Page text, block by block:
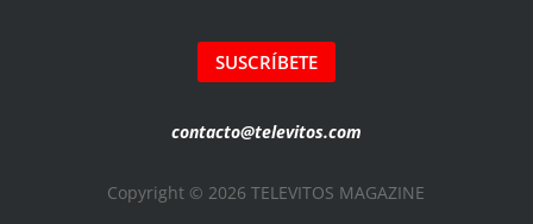
SUSCRÍBETE
contacto@televitos.com
Copyright © 2026 TELEVITOS MAGAZINE